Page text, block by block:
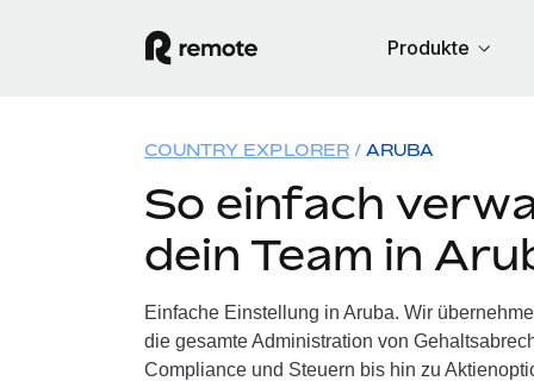
Produkte
COUNTRY EXPLORER ARUBA
So einfach
dein Team in
Einfache Einstellung in Aruba. Wir
die gesamte Administration von
Compliance und Steuern bis hin zu